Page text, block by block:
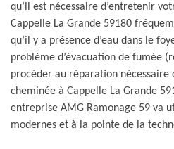
qu’il est nécessaire d’entretenir
Cappelle La Grande 59180
qu’il y a présence d’eau dans le
problème d’évacuation de fumée
procéder au réparation nécessaire
cheminée à Cappelle La Grande
entreprise AMG Ramonage 59 va
modernes et à la pointe de la